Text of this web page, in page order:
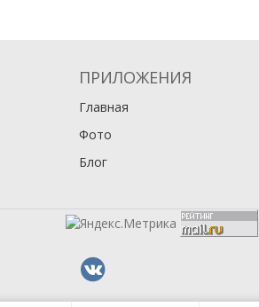
ПРИЛОЖЕНИЯ
Главная
Фото
Блог